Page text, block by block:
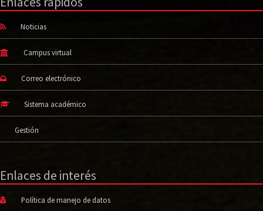
Noticias
Campus virtual
Correo electrónico
Sistema académico
Gestión
Enlaces de interés
Política de manejo de datos